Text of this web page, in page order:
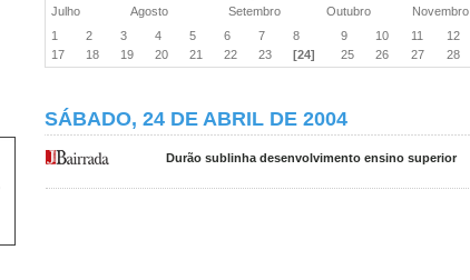
Julho
Agosto Setembro Outubro Novembro
1
2 3 4 5 6 7 8 9 10 11 12
17
18 19 20 21 22 23 [24] 25 26 27 28
SÁBADO, 24 DE ABRIL DE 2004
Durão sublinha desenvolvimento ensino superior